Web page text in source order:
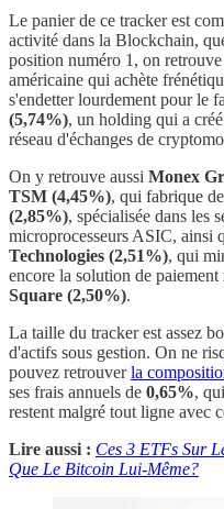
Le panier de ce tracker est
activité dans la Blockchain,
position numéro 1, on retrouve
américaine qui achète
s'endetter lourdement pour le
(5,74%), un holding qui a
réseau d'échanges de
On y retrouve aussi Monex
TSM (4,45%), qui fabrique
(2,85%), spécialisée dans les
microprocesseurs ASIC, ainsi
Technologies (2,51%), qui
encore la solution de
Square (2,50%).
La taille du tracker est assez
d'actifs sous gestion. On ne
pouvez retrouverla
ses frais annuels de 0,65%,
restent malgré tout ligne avec
Lire aussi : Ces 3 ETFs Sur
Que Le Bitcoin Lui-Même?